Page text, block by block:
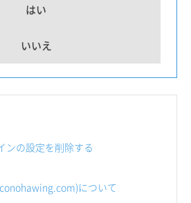
はい
いいえ
ンの設定を削除する
について